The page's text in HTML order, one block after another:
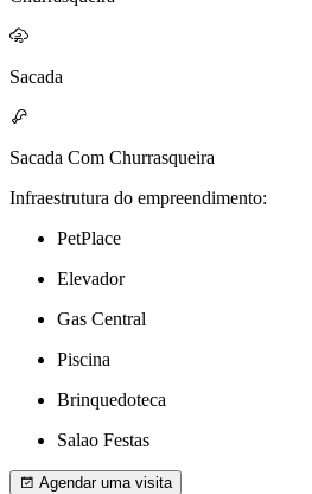
Sacada
Sacada Com Churrasqueira
Infraestrutura do empreendimento:
PetPlace
Elevador
Gas Central
Piscina
Brinquedoteca
Salao Festas
Agendar uma visita